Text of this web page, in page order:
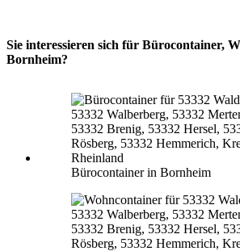
Sie interessieren sich für Bürocontainer,
Bornheim?
Bürocontainer in Bornheim